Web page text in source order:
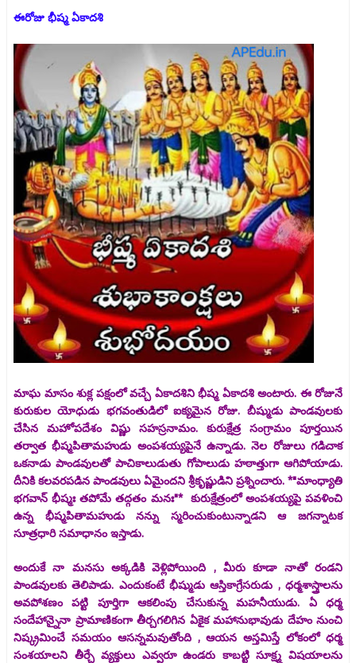
ఈరోజు భీష్మ ఏకాదశి
మాఘ మాసం శుక్ల పక్షంలో వచ్చే ఏకాదశిని భీష్మ ఏకాదశి అంటారు. ఈ రోజునే
కురుకుల యోధుడు భగవంతుడిలో ఐక్యమైన రోజు. బీష్ముడు పాండవులకు
చేసిన మహోపదేశం విష్ణు సహస్రనామం. కురుక్షేత్ర సంగ్రామం పూర్తయిన
తర్వాత భీష్మపితామహుడు అంపశయ్యపైనే ఉన్నాడు. నెల రోజులు గడిచాక
ఒకనాడు పాండవులతో పాచికాలుడుతు గోపాలుడు హఠాత్తుగా ఆగిపోయాడు.
దీనికి కలవరపడిన పాండవులు ఏమైందని శ్రీకృష్ణుడిని ప్రశ్నించారు. *"మాంధ్యాతి
భగవాన్ భీష్మః తపోమే తద్గతం మనః"* కురుక్షేత్రంలో అంపశయ్యపై పవళించి
ఉన్న భీష్మపితామహుడు నన్ను స్మరించుకుంటున్నాడని ఆ జగన్నాటక
సూత్రధారి సమాధానం ఇస్తాడు.
అందుకే నా మనసు అక్కడికి వెళ్లిపోయింది , మీరు కూడా నాతో రండని
పాండవులకు తెలిపాడు. ఎందుకంటే భీష్ముడు ఆస్తికాగ్రేసరుడు , ధర్మశాస్త్రాలను
అవపోశణం పట్టి పూర్తిగా ఆకలింపు చేసుకున్న మహనీయుడు. ఏ ధర్మ
సందేహాన్నైనా ప్రామాణికంగా తీర్చగలిగిన ఏకైక మహానుభావుడు దేహం నుంచి
నిష్క్రమించే సమయం ఆసన్నమవుతోంది , ఆయన అస్తమిస్తే లోకంలో ధర్మ
సంశయాలని తీర్చే వ్యక్తులు ఎవ్వరూ ఉండరు కాబట్టి సూక్ష్మ విషయాలను